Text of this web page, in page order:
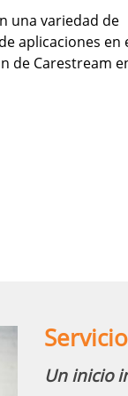
una variedad de
aplicaciones en
de Carestream
Un inicio